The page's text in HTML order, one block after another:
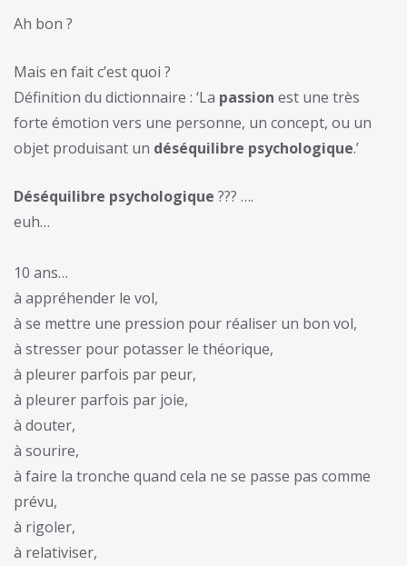
Ah bon ?
Mais en fait c’est quoi ?
Définition du dictionnaire : ‘La passion est une très
forte émotion vers une personne, un concept, ou un
objet produisant un déséquilibre psychologique.’
Déséquilibre psychologique ??? ….
euh…
10 ans…
à appréhender le vol,
à se mettre une pression pour réaliser un bon vol,
à stresser pour potasser le théorique,
à pleurer parfois par peur,
à pleurer parfois par joie,
à douter,
à sourire,
à faire la tronche quand cela ne se passe pas comme
prévu,
à rigoler,
à relativiser,